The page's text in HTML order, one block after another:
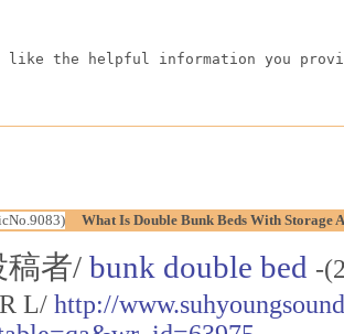
the helpful information you
What Is Double Bunk Beds With Storage
稿者/ bunk double bed -
L/ http://